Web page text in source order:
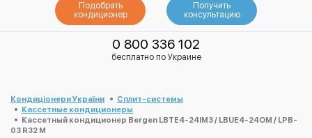
Подобрать
кондиционер
Получить
консультацию
0 800 336 102
бесплатно по Украине
Кондиціонери України
Cплит-системы
Кассетные кондиционеры
Кассетный кондиционер Bergen LBTE4-24IM3 / LBUE4-24OM / LPB-
03 R32 M